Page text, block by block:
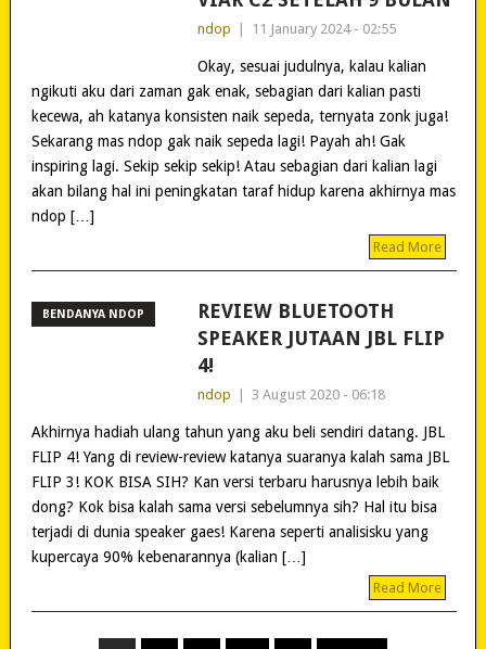
ndop 11 January 2024 - 02:55
Okay, sesuai judulnya, kalau kalian
ngikuti aku dari zaman gak enak, sebagian dari kalian pasti
kecewa, ah katanya konsisten naik sepeda, ternyata zonk juga!
Sekarang mas ndop gak naik sepeda lagi! Payah ah! Gak
inspiring lagi. Sekip sekip sekip! Atau sebagian dari kalian lagi
akan bilang hal ini peningkatan taraf hidup karena akhirnya mas
ndop […]
Read More
BENDANYA NDOP
REVIEW BLUETOOTH
SPEAKER JUTAAN JBL FLIP
4!
ndop 3 August 2020 - 06:18
Akhirnya hadiah ulang tahun yang aku beli sendiri datang. JBL
FLIP 4! Yang di review-review katanya suaranya kalah sama JBL
FLIP 3! KOK BISA SIH? Kan versi terbaru harusnya lebih baik
dong? Kok bisa kalah sama versi sebelumnya sih? Hal itu bisa
terjadi di dunia speaker gaes! Karena seperti analisisku yang
kupercaya 90% kebenarannya (kalian […]
Read More